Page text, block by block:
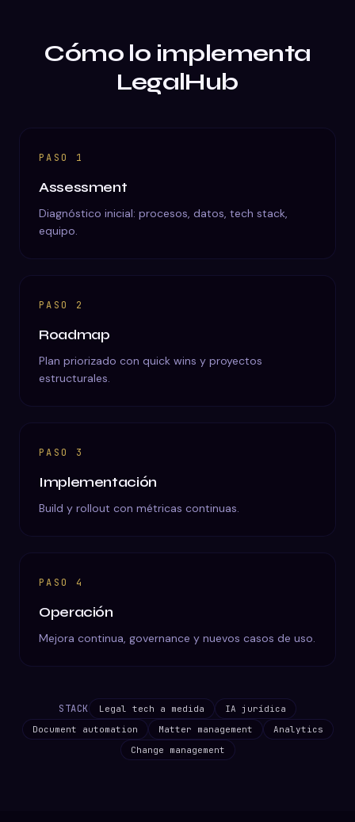
Cómo lo implementa
LegalHub
PASO 1
Assessment
Diagnóstico inicial: procesos, datos, tech stack,
equipo.
PASO 2
Roadmap
Plan priorizado con quick wins y proyectos
estructurales.
PASO 3
Implementación
Build y rollout con métricas continuas.
PASO 4
Operación
Mejora continua, governance y nuevos casos de uso.
STACK Legal tech a medida
IA jurídica
Document automation
Matter management
Analytics
Change management